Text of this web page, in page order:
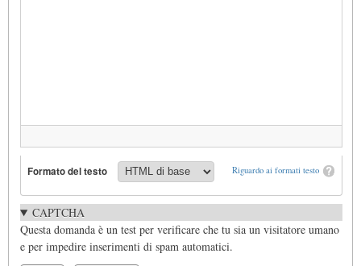
Riguardo ai formati testo
Formato del testo
CAPTCHA
Questa domanda è un test per verificare che tu sia un visitatore umano
e per impedire inserimenti di spam automatici.